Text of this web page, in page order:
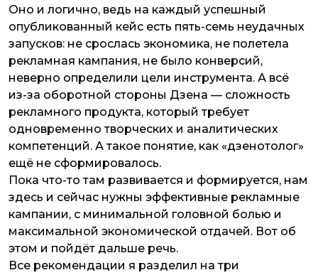
Оно и логично, ведь на каждый успешный
опубликованный кейс есть пять-семь неудачных
запусков: не срослась экономика, не полетела
рекламная кампания, не было конверсий,
неверно определили цели инструмента. А всё
из-за оборотной стороны Дзена — сложность
рекламного продукта, который требует
одновременно творческих и аналитических
компетенций. А такое понятие, как «дзенотолог»
ещё не сформировалось.
Пока что-то там развивается и формируется, нам
здесь и сейчас нужны эффективные рекламные
кампании, с минимальной головной болью и
максимальной экономической отдачей. Вот об
этом и пойдёт дальше речь.
Все рекомендации я разделил на три